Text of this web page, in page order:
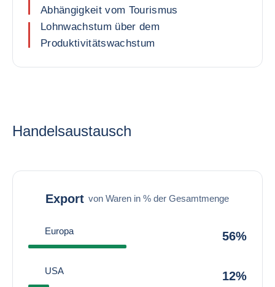
Abhängigkeit vom Tourismus
Lohnwachstum über dem
Produktivitätswachstum
Handelsaustausch
Export von Waren in % der Gesamtmenge
Europa 56%
USA 12%